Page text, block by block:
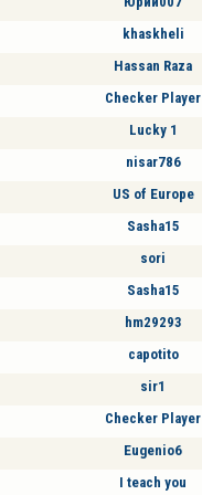
khaskheli
Hassan Raza
Checker Player
Lucky 1
nisar786
US of Europe
Sasha15
sori
Sasha15
hm29293
capotito
sir1
Checker Player
Eugenio6
I teach you